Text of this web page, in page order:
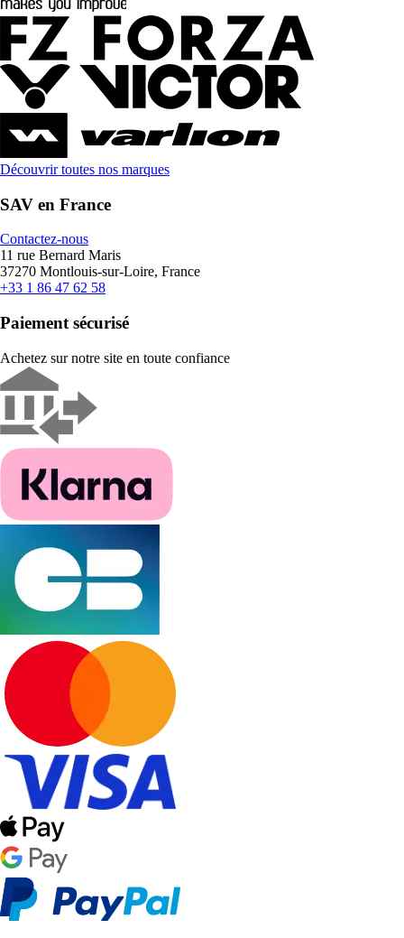
Découvrir toutes nos marques
SAV en France
Contactez-nous
11 rue Bernard Maris
37270 Montlouis-sur-Loire, France
+33 1 86 47 62 58
Paiement sécurisé
Achetez sur notre site en toute confiance